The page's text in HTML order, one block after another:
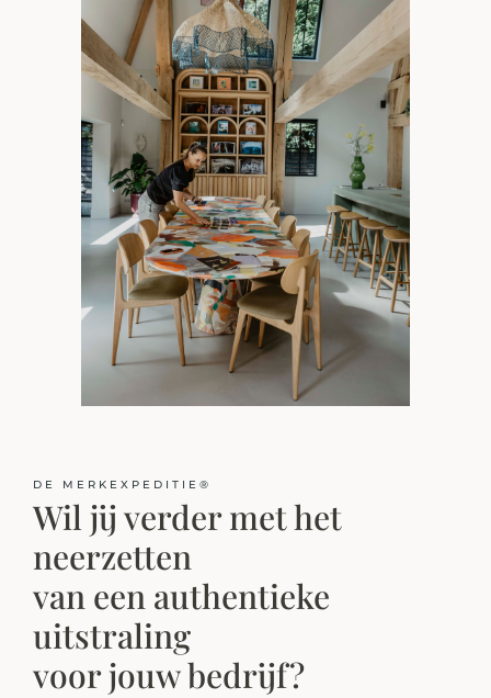
DE MERKEXPEDITIE®
Wil jij verder met het
neerzetten
van een authentieke
uitstraling
voor jouw bedrijf?